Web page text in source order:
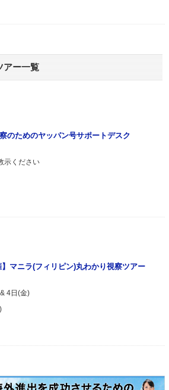
アー一覧
のためのヤッパン号サポートデスク
示ください
】マニラ(フィリピン)丸わかり視察ツアー
4日(金)